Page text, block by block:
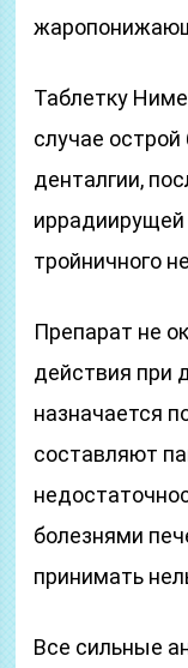
Таблетку
случае
денталгии,
иррадиирущей
тройничного
Препарат не
действия при
назначается
составляют
болезнями
принимать
Все сильные